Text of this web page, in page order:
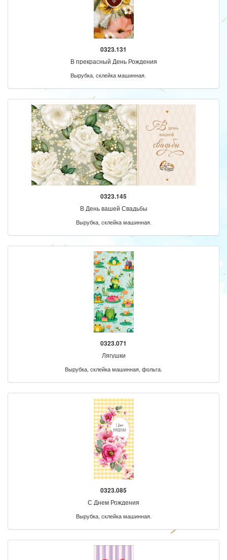
0323.131
В прекрасный День Рождения
Вырубка, склейка машинная.
0323.145
В День вашей Свадьбы
Вырубка, склейка машинная.
0323.071
Лягушки
Вырубка, склейка машинная, фольга.
0323.085
С Днем Рождения
Вырубка, склейка машинная.